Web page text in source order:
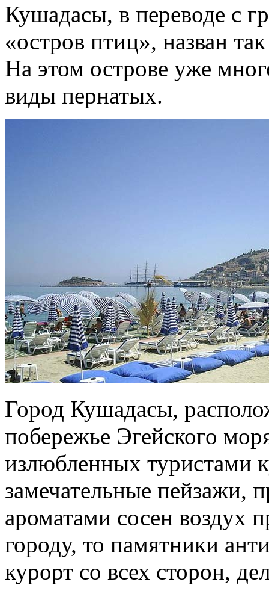
Кушадасы, в переводе с
«остров птиц», назван
На этом острове уже
виды пернатых.
Город Кушадасы,
побережье Эгейского
излюбленных туристами
замечательные пейзажи,
ароматами сосен воздух
городу, то памятники
курорт со всех сторон,